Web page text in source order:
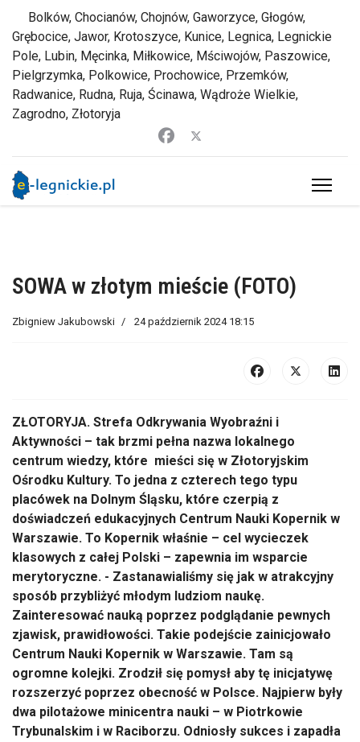
Bolków, Chocianów, Chojnów, Gaworzyce, Głogów,
Grębocice, Jawor, Krotoszyce, Kunice, Legnica, Legnickie
Pole, Lubin, Męcinka, Miłkowice, Mściwojów, Paszowice,
Pielgrzymka, Polkowice, Prochowice, Przemków,
Radwanice, Rudna, Ruja, Ścinawa, Wądroże Wielkie,
Zagrodno, Złotoryja
SOWA w złotym mieście (FOTO)
Zbigniew Jakubowski 24 październik 2024 18:15
ZŁOTORYJA. Strefa Odkrywania Wyobraźni i
Aktywności – tak brzmi pełna nazwa lokalnego
centrum wiedzy, które mieści się w Złotoryjskim
Ośrodku Kultury. To jedna z czterech tego typu
placówek na Dolnym Śląsku, które czerpią z
doświadczeń edukacyjnych Centrum Nauki Kopernik w
Warszawie. To Kopernik właśnie – cel wycieczek
klasowych z całej Polski – zapewnia im wsparcie
merytoryczne. - Zastanawialiśmy się jak w atrakcyjny
sposób przybliżyć młodym ludziom naukę.
Zainteresować nauką poprzez podglądanie pewnych
zjawisk, prawidłowości. Takie podejście zainicjowało
Centrum Nauki Kopernik w Warszawie. Tam są
ogromne kolejki. Zrodził się pomysł aby tę inicjatywę
rozszerzyć poprzez obecność w Polsce. Najpierw były
dwa pilotażowe minicentra nauki – w Piotrkowie
Trybunalskim i w Raciborzu. Odniosły sukces i zapadła